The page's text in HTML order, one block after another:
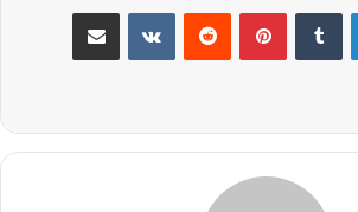
لینکدین ‫پین‌ترست ‫رددیت